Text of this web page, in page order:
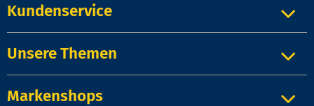
Kundenservice
Unsere Themen
Markenshops